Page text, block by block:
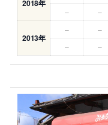
2018年
–
–
2013年
– –
–
–